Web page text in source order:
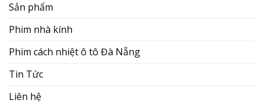
Sản phẩm
Phim nhà kính
Phim cách nhiệt ô tô Đà Nẵng
Tin Tức
Liên hệ